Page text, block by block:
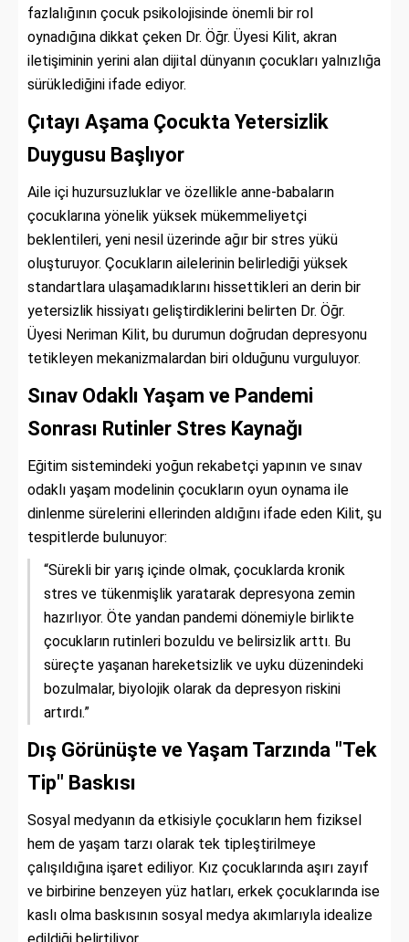
fazlalığının çocuk psikolojisinde önemli bir rol
oynadığına dikkat çeken Dr. Öğr. Üyesi Kilit, akran
iletişiminin yerini alan dijital dünyanın çocukları yalnızlığa
sürüklediğini ifade ediyor.
Çıtayı Aşama Çocukta Yetersizlik
Duygusu Başlıyor
Aile içi huzursuzluklar ve özellikle anne-babaların
çocuklarına yönelik yüksek mükemmeliyetçi
beklentileri, yeni nesil üzerinde ağır bir stres yükü
oluşturuyor. Çocukların ailelerinin belirlediği yüksek
standartlara ulaşamadıklarını hissettikleri an derin bir
yetersizlik hissiyatı geliştirdiklerini belirten Dr. Öğr.
Üyesi Neriman Kilit, bu durumun doğrudan depresyonu
tetikleyen mekanizmalardan biri olduğunu vurguluyor.
Sınav Odaklı Yaşam ve Pandemi
Sonrası Rutinler Stres Kaynağı
Eğitim sistemindeki yoğun rekabetçi yapının ve sınav
odaklı yaşam modelinin çocukların oyun oynama ile
dinlenme sürelerini ellerinden aldığını ifade eden Kilit, şu
tespitlerde bulunuyor:
“Sürekli bir yarış içinde olmak, çocuklarda kronik
stres ve tükenmişlik yaratarak depresyona zemin
hazırlıyor. Öte yandan pandemi dönemiyle birlikte
çocukların rutinleri bozuldu ve belirsizlik arttı. Bu
süreçte yaşanan hareketsizlik ve uyku düzenindeki
bozulmalar, biyolojik olarak da depresyon riskini
artırdı.”
Dış Görünüşte ve Yaşam Tarzında "Tek
Tip" Baskısı
Sosyal medyanın da etkisiyle çocukların hem fiziksel
hem de yaşam tarzı olarak tek tipleştirilmeye
çalışıldığına işaret ediliyor. Kız çocuklarında aşırı zayıf
ve birbirine benzeyen yüz hatları, erkek çocuklarında ise
kaslı olma baskısının sosyal medya akımlarıyla idealize